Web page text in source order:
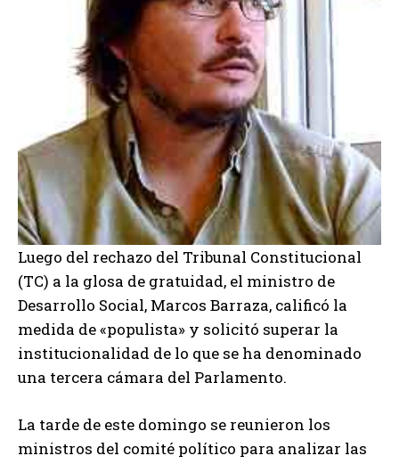
Luego del rechazo del Tribunal Constitucional
(TC) a la glosa de gratuidad, el ministro de
Desarrollo Social, Marcos Barraza, calificó la
medida de «populista» y solicitó superar la
institucionalidad de lo que se ha denominado
una tercera cámara del Parlamento.
La tarde de este domingo se reunieron los
ministros del comité político para analizar las